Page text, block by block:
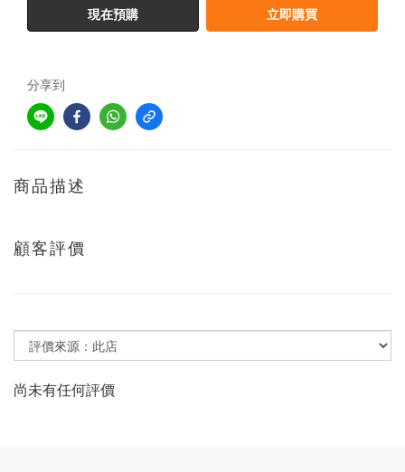
現在預購 立即購買
分享到
商品描述
顧客評價
尚未有任何評價